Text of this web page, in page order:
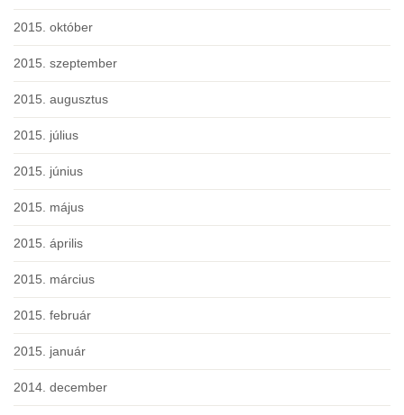
2015. október
2015. szeptember
2015. augusztus
2015. július
2015. június
2015. május
2015. április
2015. március
2015. február
2015. január
2014. december